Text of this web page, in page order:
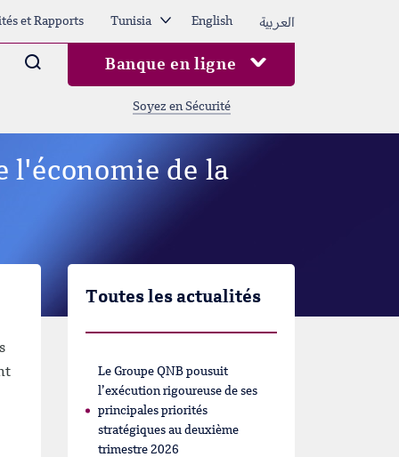
et Rapports Tunisia English العربية
Arama Banque en ligne
Soyez en Sécurité
l'économie de la
Toutes les actualités
Le Groupe QNB pousuit
l’exécution rigoureuse de ses
principales priorités
stratégiques au deuxième
trimestre 2026